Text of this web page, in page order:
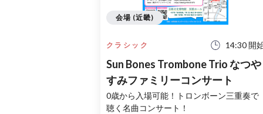
クラシック 14:30 開
Sun Bones Trombone Trio なつや
すみファミリーコンサート
0歳から入場可能！トロンボーン三重奏で
聴く名曲コンサート！
会場 (近畿)